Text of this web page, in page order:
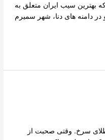
بهترین سیب ایران متعلق به
دامنه های دنا، شهر سمیرم
طلای سرخ. وقتی صحبت از